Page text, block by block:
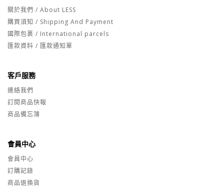
關於我們 / About LESS
購買須知 / Shipping And Payment
國際包裹 / International parcels
匯款資料 / 匯款通知單
客戶服務
連絡我們
訂閱商品快報
商品備忘簿
會員中心
會員中心
訂購記錄
商品退換貨